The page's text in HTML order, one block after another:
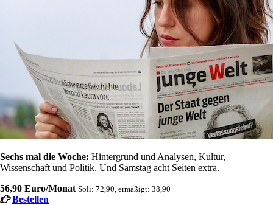
Sechs mal die Woche: Hintergrund und Analysen, Kultur,
Wissenschaft und Politik. Und Samstag acht Seiten extra.
56,90 Euro/Monat Soli: 72,90, ermäßigt: 38,90
Bestellen